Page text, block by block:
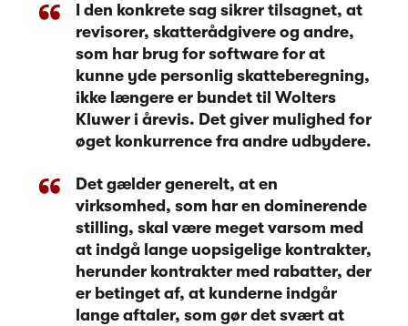
I den konkrete sag sikrer tilsagnet, at
revisorer, skatterådgivere og andre,
som har brug for software for at
kunne yde personlig skatteberegning,
ikke længere er bundet til Wolters
Kluwer i årevis. Det giver mulighed for
øget konkurrence fra andre udbydere.
Det gælder generelt, at en
virksomhed, som har en dominerende
stilling, skal være meget varsom med
at indgå lange uopsigelige kontrakter,
herunder kontrakter med rabatter, der
er betinget af, at kunderne indgår
lange aftaler, som gør det svært at